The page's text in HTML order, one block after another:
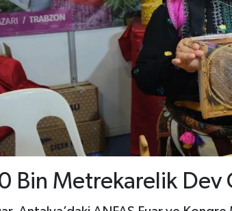
Bin Metrekarelik Dev